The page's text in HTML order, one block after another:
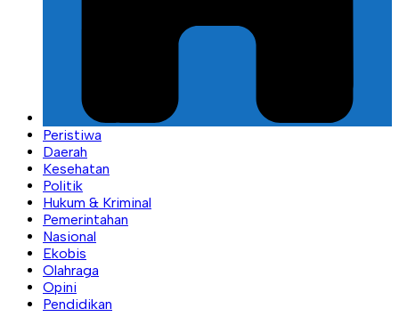
Peristiwa
Daerah
Kesehatan
Politik
Hukum & Kriminal
Pemerintahan
Nasional
Ekobis
Olahraga
Opini
Pendidikan